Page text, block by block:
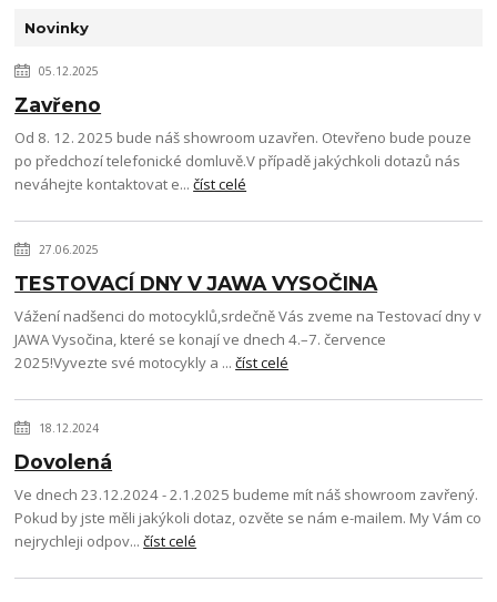
Novinky
05.12.2025
Zavřeno
Od 8. 12. 2025 bude náš showroom uzavřen. Otevřeno bude pouze
po předchozí telefonické domluvě.V případě jakýchkoli dotazů nás
neváhejte kontaktovat e...číst celé
27.06.2025
TESTOVACÍ DNY V JAWA VYSOČINA
Vážení nadšenci do motocyklů,srdečně Vás zveme na Testovací dny v
JAWA Vysočina, které se konají ve dnech 4.–7. července
2025!Vyvezte své motocykly a ...číst celé
18.12.2024
Dovolená
Ve dnech 23.12.2024 - 2.1.2025 budeme mít náš showroom zavřený.
Pokud by jste měli jakýkoli dotaz, ozvěte se nám e-mailem. My Vám co
nejrychleji odpov...číst celé